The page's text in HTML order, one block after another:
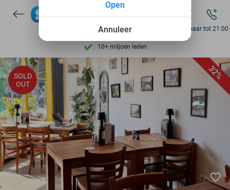
7 dagen per week beschikbaar
10+ miljoen leden
9,4 op basis van
Ontdek 15.000+ deals
7 dagen per week beschikbaar
10+ miljoen leden
Bereikbaar tot 21:00
32%
SOLD
OUT
favorite_border
Annuleer
Open